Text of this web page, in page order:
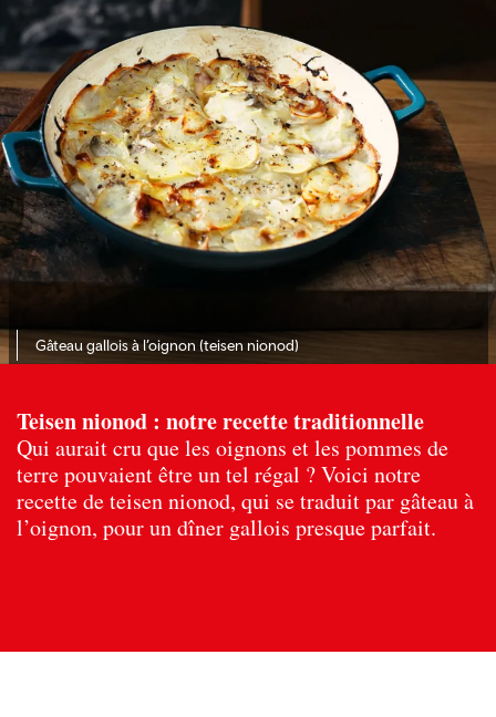
Gâteau gallois à l’oignon (teisen nionod)
Teisen nionod : notre recette traditionnelle
Qui aurait cru que les oignons et les pommes de
terre pouvaient être un tel régal ? Voici notre
recette de teisen nionod, qui se traduit par gâteau à
l’oignon, pour un dîner gallois presque parfait.